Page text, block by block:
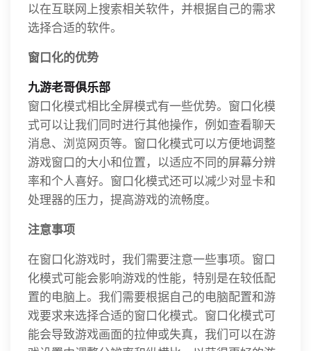
以在互联网上搜索相关软件，并根据自己的需求
选择合适的软件。
窗口化的优势
九游老哥俱乐部
窗口化模式相比全屏模式有一些优势。窗口化模
式可以让我们同时进行其他操作，例如查看聊天
消息、浏览网页等。窗口化模式可以方便地调整
游戏窗口的大小和位置，以适应不同的屏幕分辨
率和个人喜好。窗口化模式还可以减少对显卡和
处理器的压力，提高游戏的流畅度。
注意事项
在窗口化游戏时，我们需要注意一些事项。窗口
化模式可能会影响游戏的性能，特别是在较低配
置的电脑上。我们需要根据自己的电脑配置和游
戏要求来选择合适的窗口化模式。窗口化模式可
能会导致游戏画面的拉伸或失真，我们可以在游